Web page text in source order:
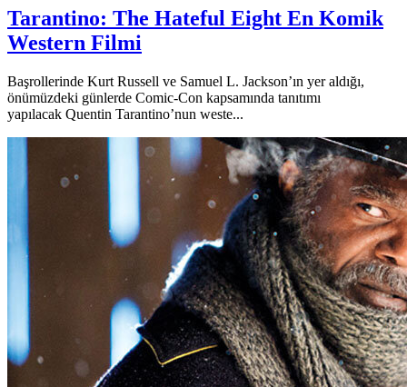
Tarantino: The Hateful Eight En Komik
Western Filmi
Başrollerinde Kurt Russell ve Samuel L. Jackson’ın yer aldığı,
önümüzdeki günlerde Comic-Con kapsamında tanıtımı
yapılacak Quentin Tarantino’nun weste...